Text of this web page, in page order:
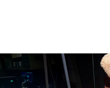
トピックス
TBS Podcast
お知らせ